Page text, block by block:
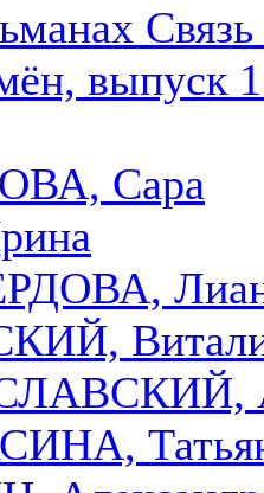
выпуск
Сара